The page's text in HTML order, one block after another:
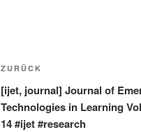
Beitragsnavigation
Vorheriger
Beitrag
ZURÜCK
[ijet, journal] Journal of
Technologies in Learning
14 #ijet #research